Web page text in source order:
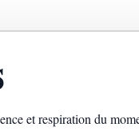
et respiration du